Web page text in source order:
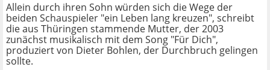
Allein durch ihren Sohn würden sich die Wege der
beiden Schauspieler "ein Leben lang kreuzen", schreibt
die aus Thüringen stammende Mutter, der 2003
zunächst musikalisch mit dem Song "Für Dich",
produziert von Dieter Bohlen, der Durchbruch gelingen
sollte.